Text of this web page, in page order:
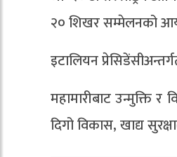
२० शिखर सम्मेलनको
इटालियन
महामारीबाट उन्मुक्ति
दिगो विकास, खाद्य